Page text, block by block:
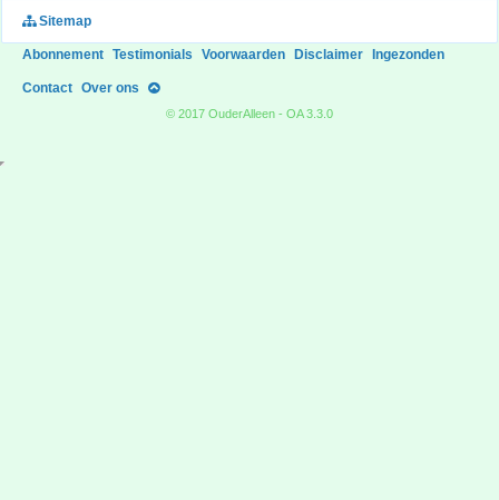
Sitemap
Abonnement Testimonials Voorwaarden Disclaimer Ingezonden
Contact Over ons
© 2017 OuderAlleen - OA 3.3.0